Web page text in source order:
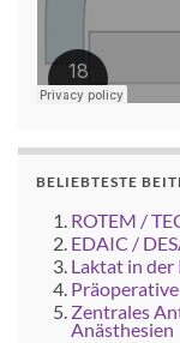
BELIEBTESTE
ROTEM /
EDAIC /
Laktat in
Zentrales
Anästhesien